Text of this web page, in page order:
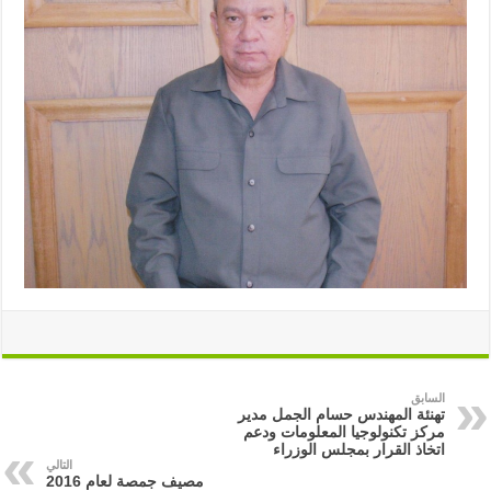
السابق
تهنئة المهندس حسام الجمل مدير
مركز تكنولوجيا المعلومات ودعم
اتخاذ القرار بمجلس الوزراء
التالي
مصيف جمصة لعام 2016